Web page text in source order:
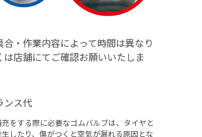
・作業内容によって時間は異なり
は店舗にてご確認お願いいたしま
ンス代
をする際に必要なゴムバルブは、タイヤと
したり、傷がつくと空気が漏れる原因とな